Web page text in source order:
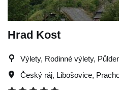
Hrad Kost
Výlety, Rodinné výlety,
Český ráj, Libošovice,